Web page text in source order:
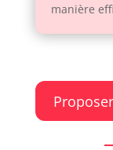
manière